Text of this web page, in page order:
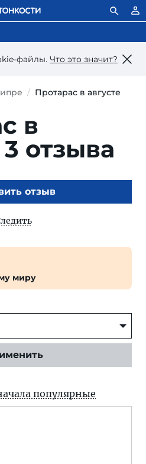
файлы. Что это значит?
Протарас в августе
в
3 отзыва
отзыв
миру
популярные